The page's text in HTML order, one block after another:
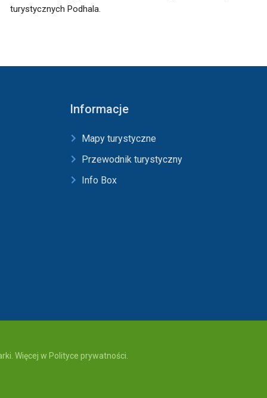
turystycznych Podhala.
Informacje
Mapy turystyczne
Przewodnik turystyczny
Info Box
Więcej w Polityce prywatności.